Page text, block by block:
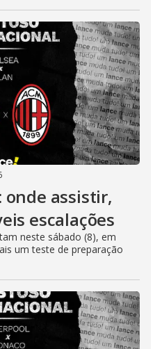
onde assistir,
escalações
neste sábado (8), em
um teste de preparação